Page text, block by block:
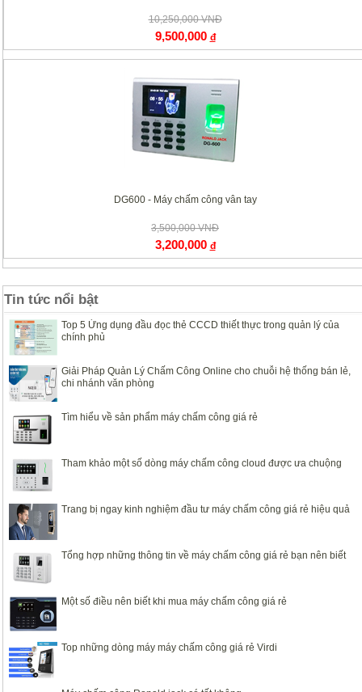
Tin tức nổi bật
Top 5 Ứng dụng đầu đọc thẻ CCCD thiết thực trong quản lý của
chính phủ
Giải Pháp Quản Lý Chấm Công Online cho chuỗi hệ thống bán lẻ,
chi nhánh văn phòng
Tìm hiểu về sản phẩm máy chấm công giá rẻ
Tham khảo một số dòng máy chấm công cloud được ưa chuộng
Trang bị ngay kinh nghiệm đầu tư máy chấm công giá rẻ hiệu quả
Tổng hợp những thông tin về máy chấm công giá rẻ bạn nên biết
Một số điều nên biết khi mua máy chấm công giá rẻ
Top những dòng máy máy chấm công giá rẻ Virdi
10,250,000 VNĐ
9,500,000 đ
DG600 - Máy chấm công vân tay
3,500,000 VNĐ
3,200,000 đ